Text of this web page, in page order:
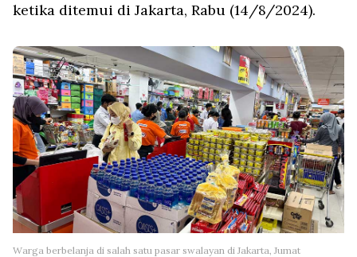
ketika ditemui di Jakarta, Rabu (14/8/2024).
Warga berbelanja di salah satu pasar swalayan di Jakarta, Jumat